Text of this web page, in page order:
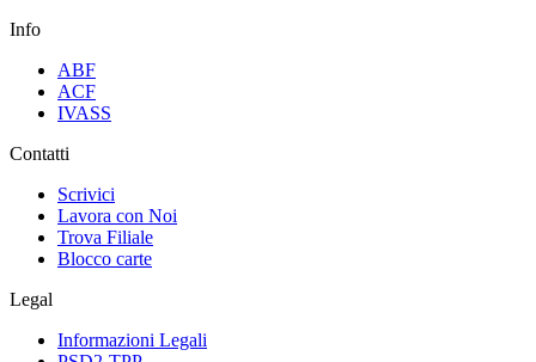
Info
ABF
ACF
IVASS
Contatti
Scrivici
Lavora con Noi
Trova Filiale
Blocco carte
Legal
Informazioni Legali